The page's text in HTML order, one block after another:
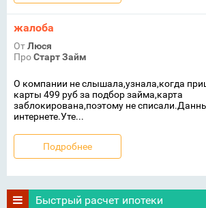
жалоба
ОтЛюся
ПроСтарт Займ
О компании не слышала,узнала,когда
карты 499 руб за подбор займа,карта
заблокирована,поэтому не
интернете.Уте...
Подробнее
Быстрый расчет ипотеки